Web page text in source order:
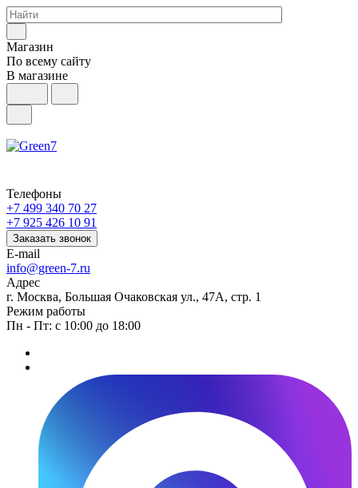
Магазин
По всему сайту
В магазине
Телефоны
+7 499 340 70 27
+7 925 426 10 91
Заказать звонок
E-mail
info@green-7.ru
Адрес
г. Москва, Большая Очаковская ул., 47А, стр. 1
Режим работы
Пн - Пт: с 10:00 до 18:00